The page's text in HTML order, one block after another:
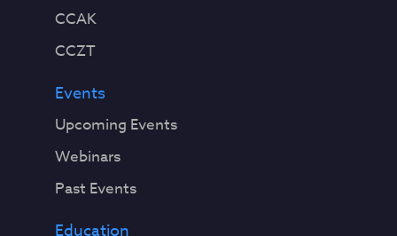
CCAK
CCZT
Events
Upcoming Events
Webinars
Past Events